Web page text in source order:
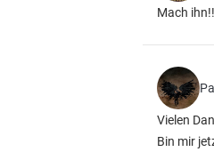
Mach
Vielen
Bin mir